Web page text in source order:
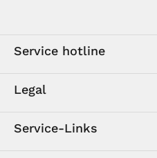
Service hotline
Legal
Service-Links